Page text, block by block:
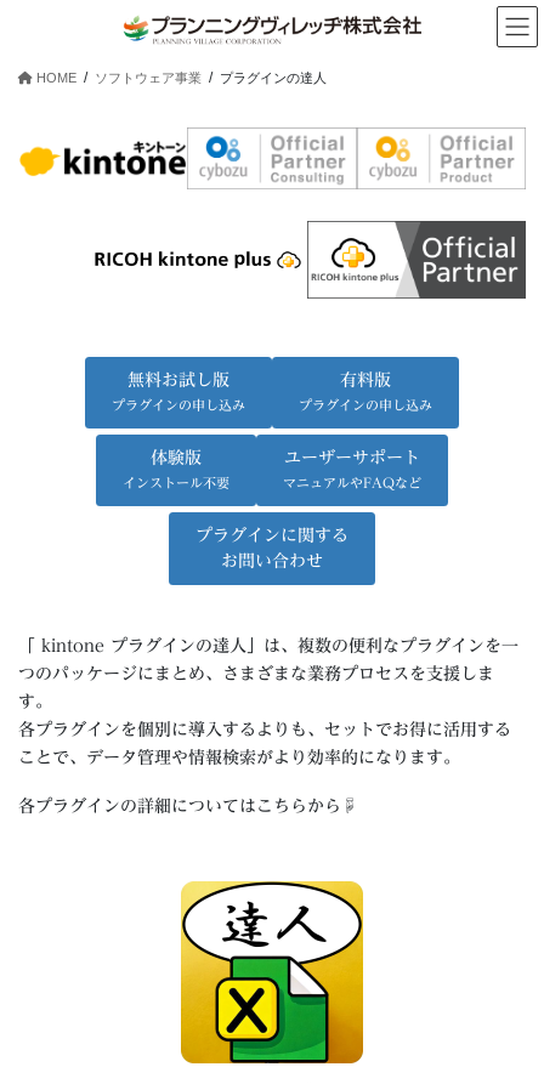
HOME ソフトウェア事業 プラグインの達人
無料お試し版
プラグインの申し込み
有料版
プラグインの申し込み
体験版
インストール不要
ユーザーサポート
マニュアルやFAQなど
プラグインに関する
お問い合わせ
「 kintone プラグインの達人」は、複数の便利なプラグインを一
つのパッケージにまとめ、さまざまな業務プロセスを支援しま
す。
各プラグインを個別に導入するよりも、セットでお得に活用する
ことで、データ管理や情報検索がより効率的になります。
各プラグインの詳細についてはこちらから☟